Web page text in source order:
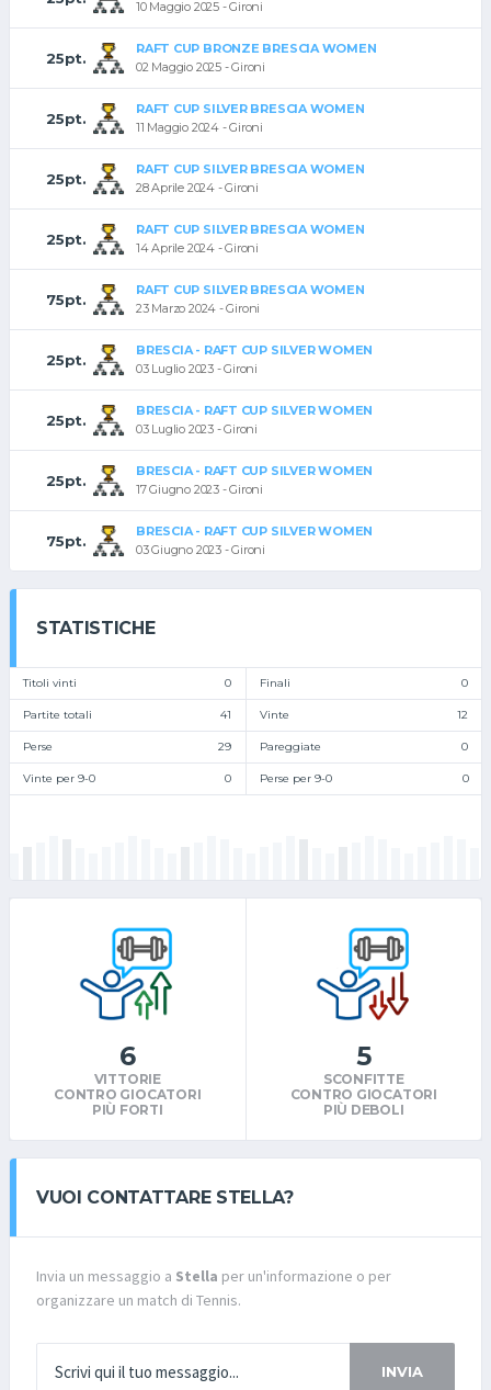
10 Maggio 2025 - Gironi
25pt.
RAFT CUP BRONZE BRESCIA WOMEN
02 Maggio 2025 - Gironi
25pt.
RAFT CUP SILVER BRESCIA WOMEN
11 Maggio 2024 - Gironi
25pt.
RAFT CUP SILVER BRESCIA WOMEN
28 Aprile 2024 - Gironi
25pt.
RAFT CUP SILVER BRESCIA WOMEN
14 Aprile 2024 - Gironi
75pt.
RAFT CUP SILVER BRESCIA WOMEN
23 Marzo 2024 - Gironi
25pt.
BRESCIA - RAFT CUP SILVER WOMEN
03 Luglio 2023 - Gironi
25pt.
BRESCIA - RAFT CUP SILVER WOMEN
03 Luglio 2023 - Gironi
25pt.
BRESCIA - RAFT CUP SILVER WOMEN
17 Giugno 2023 - Gironi
75pt.
BRESCIA - RAFT CUP SILVER WOMEN
03 Giugno 2023 - Gironi
STATISTICHE
Titoli vinti 0 Finali 0
Partite totali 41 Vinte 12
Perse 29 Pareggiate 0
Vinte per 9-0 0 Perse per 9-0 0
6
VITTORIE
CONTRO GIOCATORI
PIÙ FORTI
5
SCONFITTE
CONTRO GIOCATORI
PIÙ DEBOLI
VUOI CONTATTARE STELLA?
Invia un messaggio a Stella per un'informazione o per
organizzare un match di Tennis.
INVIA